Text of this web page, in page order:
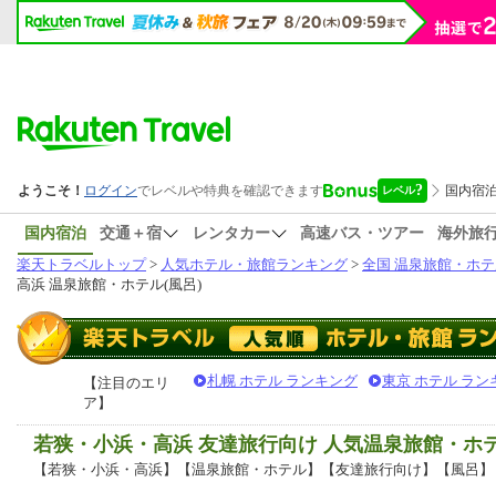
国内宿泊 交通＋宿 レンタカー 高速バス・ツアー
海外旅
楽天トラベルトップ> 人気ホテル・旅館ランキング > 全国 温泉旅館・ホ
高浜 温泉旅館・ホテル(風呂)
【注目のエリ
ア】
札幌 ホテル ランキング 東京 ホテル ラン
若狭・小浜・高浜 友達旅行向け 人気温泉旅館・ホ
【若狭・小浜・高浜】【温泉旅館・ホテル】【友達旅行向け】【風呂】